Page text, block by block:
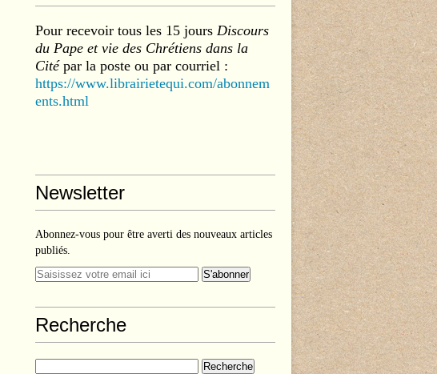
Pour recevoir tous les 15 jours Discours
du Pape et vie des Chrétiens dans la
Citépar la poste ou par courriel :
https://www.librairietequi.com/abonnem
ents.html
Newsletter
Abonnez-vous pour être averti des nouveaux articles
publiés.
Recherche